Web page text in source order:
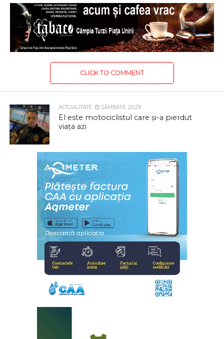
CLICK TO COMMENT
ACTUALITATE SÂMBĂTĂ, 20:29
El este motociclistul care și-a pierdut
viața azi